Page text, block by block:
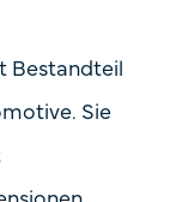
Bestandteil
Sie